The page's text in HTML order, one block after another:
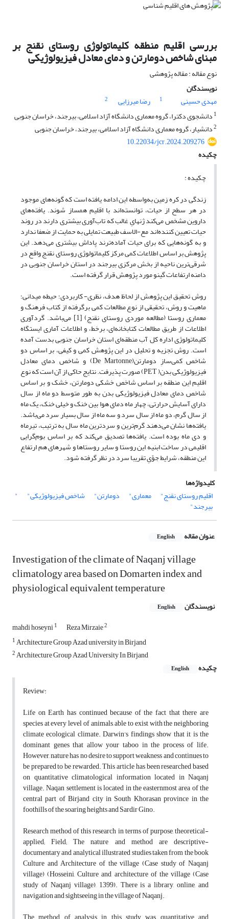
بررسی اقلیم منطقه کلیماتولوژی روستای نقنج بر
مبنای شاخص دومارتن و دمای معادل فیزیولوژیکی
نوع مقاله : مقاله پژوهشی
نویسندگان
مهدی حسینی
1 رضا میرزایی
2
1 دانشجوی دکترا، گروه معماری دانشگاه آزاد اسلامی، بیرجند، خراسان جنوبی
2دانشیار، گروه معماری دانشگاه آزاد اسلامی، بیرجند، خراسان جنوبی
10.22034/jcr.2024.209276
چکیده
چکیده :
زندگی در کره زمین به‌واسطه این ادامه یافته است که گونه‌های موجود
در هر سطح از حیات، توانسته‌اند با اقلیم همساز شوند. یافته‌های
داروین مشخص می‌کند ژنهایِ غالب که تاب‌آوری بیشتری دارند در روند
حیات تعیین کننده‌اند مع-الاسف طبیعت تمایلی به حمایت از ضعفا ندارد
و به گونه‌هایی که برای حیات آماده‌ترند پاداش بیشتری می‌دهد. این
پژوهش بر اساس اطلاعات کمی مرکز کلیماتولوژی روستای نقنج واقع در
شرقی‌ترین ناحیه از بخش مرکزی بیرجند در استان خراسان جنوبی در
دامنه ارتفاعات گینو مورد پژوهش قرار گرفته است.
روش تحقیق این پژوهش از لحاظ هدف، نظری- کاربردی؛ حیطه میدانی؛
ماهیت و روش، تحقیقی از نوع مطالعات کمی برگرفته از کتاب فرهنگ و
معماری روستا (مطالعه موردی روستای نقنج) [1] می‌باشد. گردآوری
اطلاعات از طریق مطالعات کتابخانه‌ای، برخط، و اطلاعات آماری ایستگاه
کلیماتولوژی اداره کل آب منطقه‌ای استان خراسان جنوبی بدست آمده
است. روش تجزیه و تحلیل در این پژوهش کمی و کیفی، بر اساس دو
شاخص کمی‌سازِ دومارتن(De Martonne) و شاخص دمای معادل
فیزیولوژیکی بدن( PET) صورت پذیرفت. نتایج حاکی از آن است که نوع
اقلیم این منطقه بر اساس شاخص خشکی دومارتن، خشک و بر اساس
شاخص دمای معادل فیزیولوژیکی بدن به طور متوسط دو ماه از سال
دارای آسایش حرارتی، چهار ماه‌ دمای هوا بین خنک و خیلی خنک، یک ماه
از سال گرم، دو ماه از سال سرد و سه ماه از سال بسیار سرد می‌باشد.
یافته‌ها نشان می‌دهند گرم‌ترین و سردترین ماه سال به ترتیب، تیرماه
و دی ماه بوده است. یافته‌ها تصدیق می‌کند که بر اساس بوم‌گرایی
اقلیمی در ساخت ابنیه این روستا و سایر روستاها و شهرهای هم ارتفاع
این منطقه، شرایط جوّیِ تقریبا سرد در نظر گرفته شود.
کلیدواژه‌ها
اقلیم روستای نقنج"
معماری" دومارتن" شاخص فیزیولوژیکی" "
بیرجند"
عنوان مقاله English
Investigation of the climate of Naqanj village
climatology area based on Domarten index and
physiological equivalent temperature
نویسندگان English
mahdi hoseyni1 Reza Mirzaie2
1Architecture Group Azad university in Birjand
2Architecture Group Azad University In Birjand
چکیده
English
Review:
Life on Earth has continued because of the fact that there are
species at every level of animals, able to exist with the neighboring
climate ecological climate. Darwin's findings show that it is the
dominant genes that allow your taboo in the process of life.
However, nature has no desire to support weakness and continues to
be prepared to be rewarded. This article has been researched based
on quantitative climatological information located in Naqanj
village. Naqan settlement is located in the easternmost area of the
central part of Birjand city in South Khorasan province in the
foothills of the soaring heights and Sardir Gino.
Research method of this research in terms of purpose, theoretical-
applied; Field; The nature and method are descriptive-
documentary and analytical illustrated studies taken from the book
Culture and Architecture of the village (Case study of Naqanj
village) (Hosseini, Culture and architecture of the village (Case
study of Naqanj village), 1399). There is a library, online, and
navigation and sightseeing in the village of Naqanj.